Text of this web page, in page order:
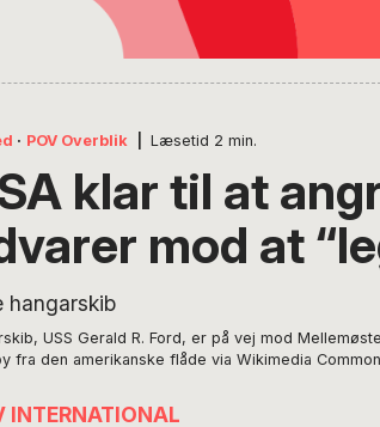
· POV Overblik Læsetid 2 min.
klar til at
mod at
USS Gerald R. Ford, er på vej mod
fra den amerikanske flåde via Wikimedia
INTERNATIONAL